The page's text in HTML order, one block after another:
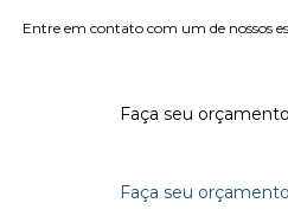
Entre em contato com um de nossos
Faça seu
Faça seu